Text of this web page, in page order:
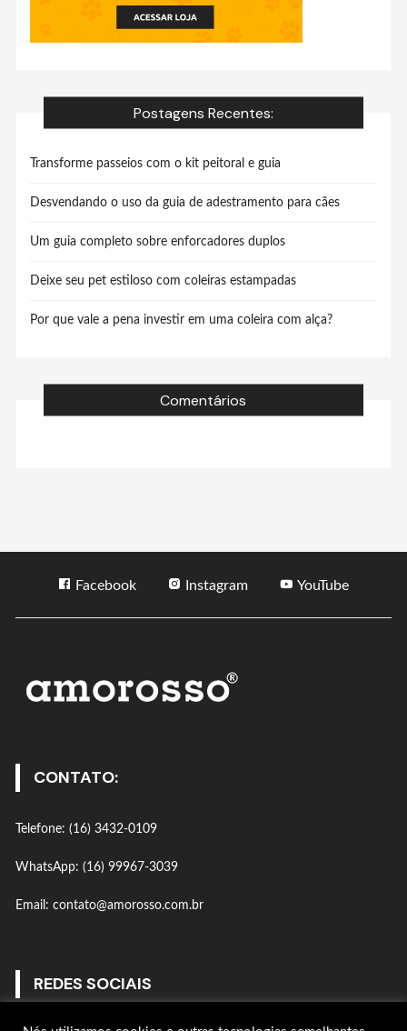
Postagens Recentes:
Transforme passeios com o kit peitoral e guia
Desvendando o uso da guia de adestramento para cães
Um guia completo sobre enforcadores duplos
Deixe seu pet estiloso com coleiras estampadas
Por que vale a pena investir em uma coleira com alça?
Comentários
Facebook Instagram YouTube
CONTATO:
Telefone: (16) 3432-0109
WhatsApp: (16) 99967-3039
Email: contato@amorosso.com.br
REDES SOCIAIS